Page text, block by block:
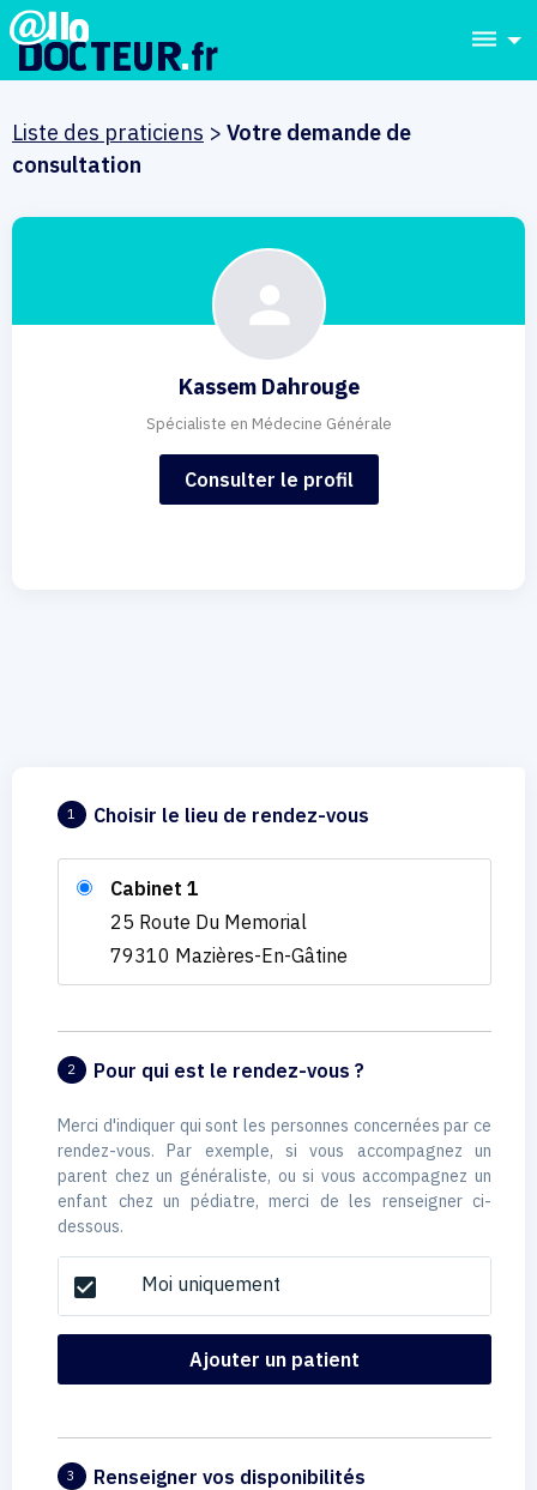
dehaze
Liste des praticiens > Votre demande de
consultation
Kassem Dahrouge
Spécialiste en Médecine Générale
Consulter le profil
1 Choisir le lieu de rendez-vous
Cabinet 1
25 Route Du Memorial
79310 Mazières-En-Gâtine
2 Pour qui est le rendez-vous ?
Merci d'indiquer qui sont les personnes concernées par ce
rendez-vous. Par exemple, si vous accompagnez un
parent chez un généraliste, ou si vous accompagnez un
enfant chez un pédiatre, merci de les renseigner ci-
dessous.
check_box Moi uniquement
Ajouter un patient
3 Renseigner vos disponibilités